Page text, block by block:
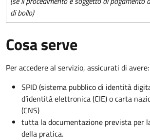
di bollo)
Cosa serve
Per accedere al servizio, assicurati di avere:
SPID (sistema pubblico di identità
d’identità elettronica (CIE) o carta
(CNS)
tutta la documentazione prevista per
della pratica.